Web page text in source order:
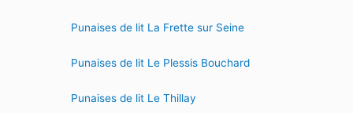
Punaises de lit La Frette sur Seine
Punaises de lit Le Plessis Bouchard
Punaises de lit Le Thillay